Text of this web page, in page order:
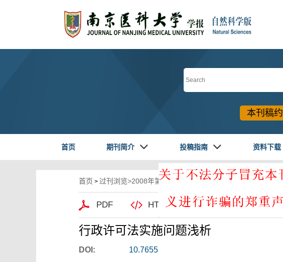
本刊稿约
首页 期刊简介 投稿指南 资料下载
首页 > 过刊浏览>2008年第28卷第2期 >112-114. DOI:10.7655
PDF HTML阅读 XML下载
行政许可法实施问题浅析
DOI: 10.7655